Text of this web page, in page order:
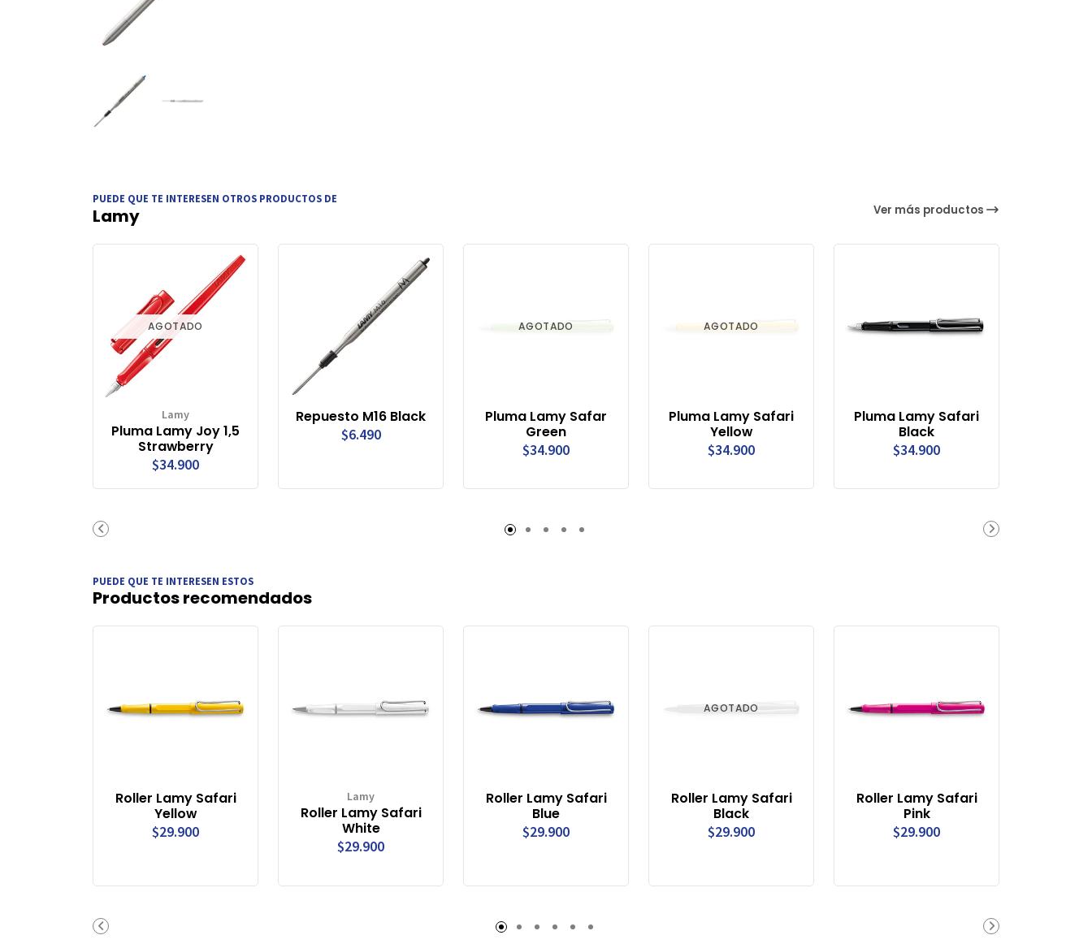
PUEDE QUE TE INTERESEN OTROS PRODUCTOS DE
Lamy Ver más productos
AGOTADO
Lamy
Pluma Lamy Joy 1,5
Strawberry
$34.900
Repuesto M16 Black
$6.490
AGOTADO
Pluma Lamy Safar
Green
$34.900
AGOTADO
Pluma Lamy Safari
Yellow
$34.900
Pluma Lamy Safari
Black
$34.900
PUEDE QUE TE INTERESEN ESTOS
Productos recomendados
Roller Lamy Safari
Yellow
$29.900
Lamy
Roller Lamy Safari
White
$29.900
Roller Lamy Safari
Blue
$29.900
AGOTADO
Roller Lamy Safari
Black
$29.900
Roller Lamy Safari
Pink
$29.900